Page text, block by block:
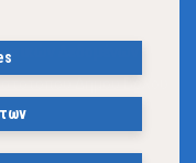
Δεδομένων